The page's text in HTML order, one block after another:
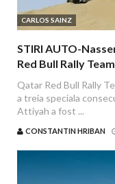
CARLOS SAINZ
STIRI AUTO-
Red Bull Rally Team
Qatar Red Bull Rally
a treia speciala
Attiyah a fost ...
CONSTANTIN HRIBAN